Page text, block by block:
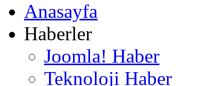
Anasayfa
Haberler
Joomla! Haber
Teknoloji Haber